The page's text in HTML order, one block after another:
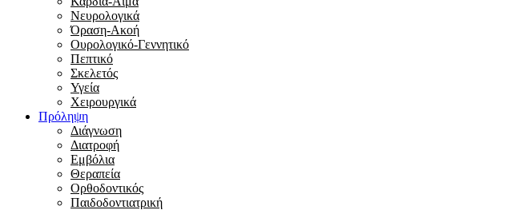
Νευρολογικά
Όραση-Ακοή
Ουρολογικό-Γεννητικό
Πεπτικό
Σκελετός
Υγεία
Χειρουργικά
Πρόληψη
Διάγνωση
Διατροφή
Εμβόλια
Θεραπεία
Ορθοδοντικός
Παιδοδοντιατρική